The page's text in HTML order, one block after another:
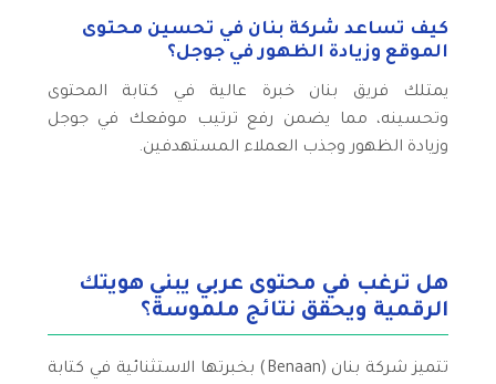
كيف تساعد شركة بنان في تحسين محتوى
الموقع وزيادة الظهور في جوجل؟
يمتلك فريق بنان خبرة عالية في كتابة المحتوى
وتحسينه، مما يضمن رفع ترتيب موقعك في جوجل
وزيادة الظهور وجذب العملاء المستهدفين.
هل ترغب في محتوى عربي يبني هويتك
الرقمية ويحقق نتائج ملموسة؟
تتميز شركة بنان (Benaan) بخبرتها الاستثنائية في كتابة